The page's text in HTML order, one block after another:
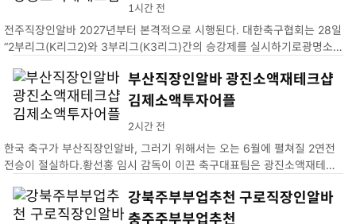
전주직장인알바 2027년부터 본격적으로 시행된다. 대한축구협회는 28일
“2부리그(K리그2)와 3부리그(K3리그)간의 승강제를 실시하기로광명소액
1시간 전
부산직장인알바 광진소액재테크샵
김제소액투자어플
한국 축구가 부산직장인알바, 그러기 위해서는 오는 6월에 펼쳐질 2연전
전승이 절실하다.황선홍 임시 감독이 이끈 축구대표팀은 광진소액재테크
2시간 전
강북주부부업추천 구로직장인알바
충주주부부업추천